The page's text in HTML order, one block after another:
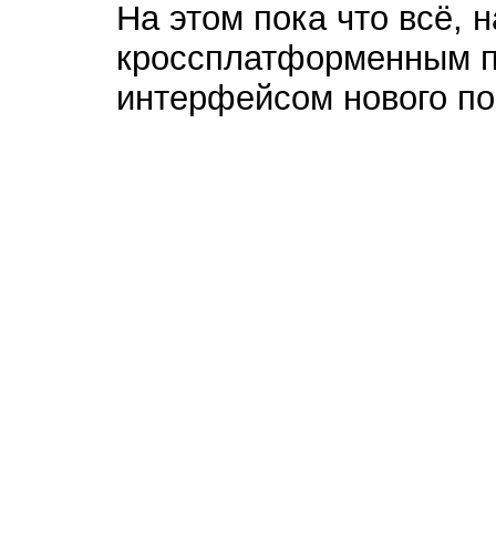
На этом пока что всё,
кроссплатформенным
интерфейсом нового